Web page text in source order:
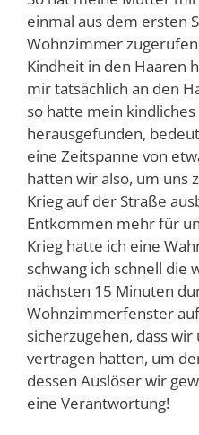
einmal aus dem ersten
Wohnzimmer
Kindheit in den Haaren
mir tatsächlich an den
so hatte mein kindliches
herausgefunden,
eine Zeitspanne von
hatten wir also, um uns
Krieg auf der Straße
Entkommen mehr für
Krieg hatte ich eine
schwang ich schnell die
nächsten 15 Minuten
Wohnzimmerfenster
sicherzugehen, dass wir
vertragen hatten, um
dessen Auslöser wir
eine Verantwortung!